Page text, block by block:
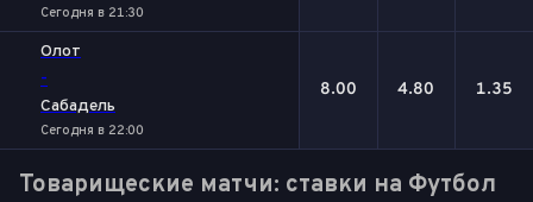
Сегодня в 21:30
Олот
-
Сабадель
Сегодня в 22:00
8.00 4.80 1.35
Товарищеские матчи: ставки на Футбол